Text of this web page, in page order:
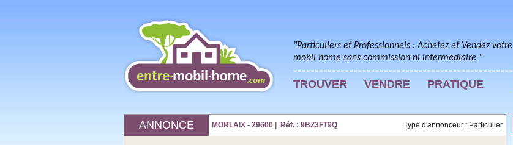
"Particuliers et Professionnels : Achetez et Vendez votre
mobil home sans commission ni intermédiaire "
TROUVER VENDRE PRATIQUE
ANNONCE MORLAIX - 29600 | Réf. : 9BZ3FT9Q Type d'annonceur : Particulier